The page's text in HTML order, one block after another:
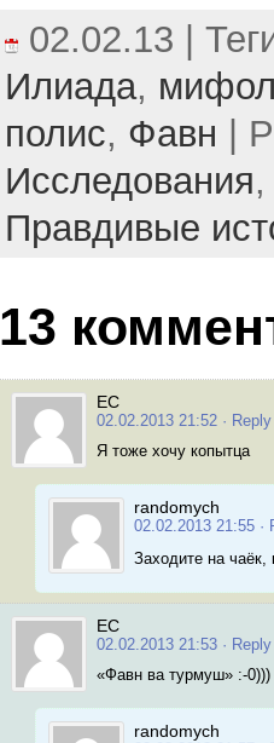
02.02.13 |
Илиада,
полис, Фавн |
Исследования
Правдивые
13
ЕС
02.02.2013 21:52 · Reply
Я тоже хочу копытца
randomych
02.02.2013 21:55 ·
Заходите на
ЕС
02.02.2013 21:53 · Reply
«Фавн ва турмуш» :-0)))
randomych